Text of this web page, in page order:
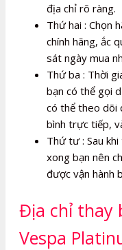
địa chỉ rõ ràng.
Thứ hai : Chọn
chính hãng, ắc
sát ngày mua
Thứ ba : Thời
bạn có thể gọi
có thể theo dõi
bình trực tiếp,
Thứ tư : Sau
xong bạn nên
được vận hành
Địa chỉ thay
Vespa